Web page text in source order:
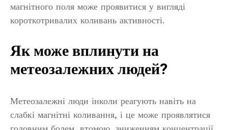
магнітного поля може проявитися у вигляді
короткотривалих коливань активності.
Як може вплинути на
метеозалежних людей?
Метеозалежні люди інколи реагують навіть на
слабкі магнітні коливання, і це може проявлятися